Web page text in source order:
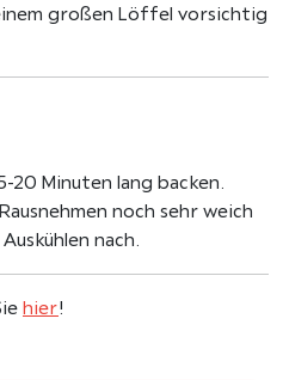
großen Löffel vorsichtig
20 Minuten lang backen.
noch sehr weich
nach.
hier!